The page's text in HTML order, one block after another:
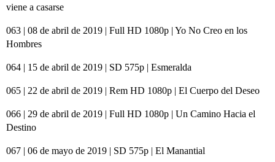
viene a casarse
063 | 08 de abril de 2019 | Full HD 1080p | Yo No Creo en los
Hombres
064 | 15 de abril de 2019 | SD 575p | Esmeralda
065 | 22 de abril de 2019 | Rem HD 1080p | El Cuerpo del Deseo
066 | 29 de abril de 2019 | Full HD 1080p | Un Camino Hacia el
Destino
067 | 06 de mayo de 2019 | SD 575p | El Manantial